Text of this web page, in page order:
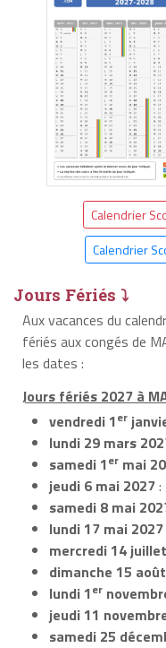
Calendrier
Calendrier
Jours Fériés ⤵
Aux vacances du
fériés aux congés de
les dates :
Jours fériés 2027 à
vendredi 1er
lundi 29 mars
samedi 1er mai
jeudi 6 mai 2027:
samedi 8 mai
lundi 17 mai 2027
mercredi 14
dimanche 15
lundi 1er
jeudi 11
samedi 25